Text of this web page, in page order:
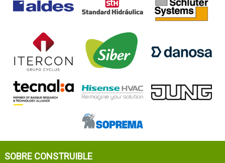
SOBRE CONSTRUIBLE